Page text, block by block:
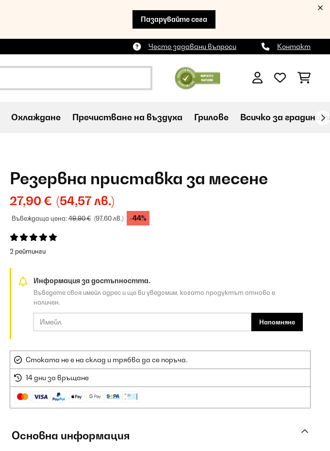
Пазарувайте сега
Често задавани въпроси Контакт
Охлаждане Пречистване на въздуха Грилове Всичко за
Резервна приставка за месене
27,90 € (54,57 лв.)
Въвеждаща цена:49,90 € (97,60 лв.) -44%
2 рейтинги
Информация за достъпността.
Въведете своя имейл адрес и ще ви уведомим, когато продуктът отново е
наличен.
Напомняне
Стоката не е на склад и трябва да се поръча.
14 дни за връщане
Основна информация